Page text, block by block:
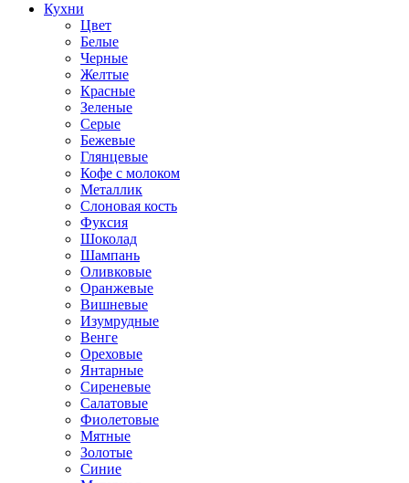
Кухни
Цвет
Белые
Черные
Желтые
Красные
Зеленые
Серые
Бежевые
Глянцевые
Кофе с молоком
Металлик
Слоновая кость
Фуксия
Шоколад
Шампань
Оливковые
Оранжевые
Вишневые
Изумрудные
Венге
Ореховые
Янтарные
Сиреневые
Салатовые
Фиолетовые
Мятные
Золотые
Синие